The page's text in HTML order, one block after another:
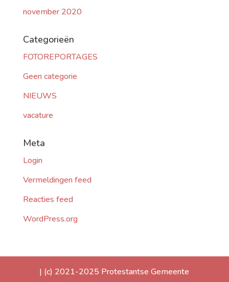
november 2020
Categorieën
FOTOREPORTAGES
Geen categorie
NIEUWS
vacature
Meta
Login
Vermeldingen feed
Reacties feed
WordPress.org
| (c) 2021-2025 Protestantse Gemeente